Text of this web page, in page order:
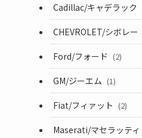
Cadillac/キャデラック
CHEVROLET/シボレー
Ford/フォード (2)
GM/ジーエム (1)
Fiat/フィァット (2)
Maserati/マセラッティ